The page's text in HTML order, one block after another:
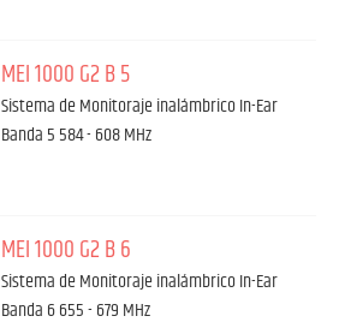
MEI 1000 G2 B 5
Sistema de Monitoraje inalámbrico In-Ear
Banda 5 584 - 608 MHz
MEI 1000 G2 B 6
Sistema de Monitoraje inalámbrico In-Ear
Banda 6 655 - 679 MHz